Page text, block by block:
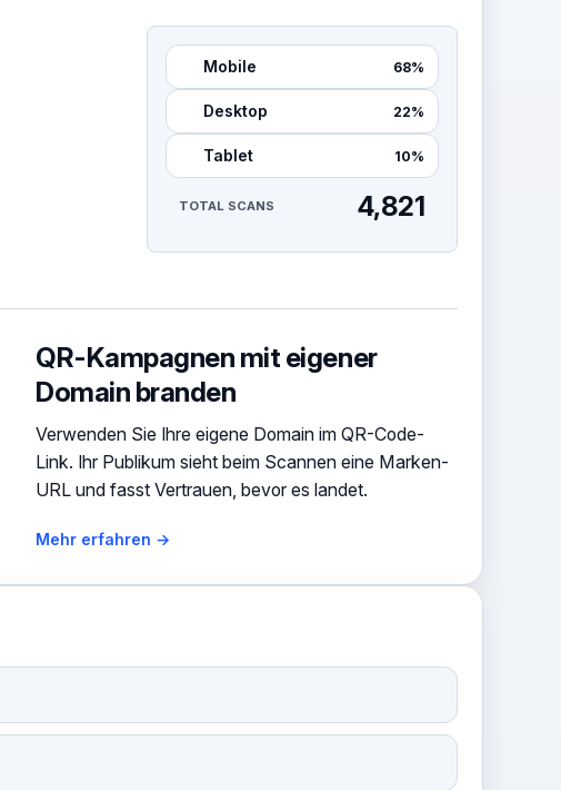
Mobile 68%
Desktop 22%
Tablet 10%
TOTAL SCANS 4,821
QR-Kampagnen mit eigener
Domain branden
Verwenden Sie Ihre eigene Domain im QR-Code-
Link. Ihr Publikum sieht beim Scannen eine Marken-
URL und fasst Vertrauen, bevor es landet.
Mehr erfahren →